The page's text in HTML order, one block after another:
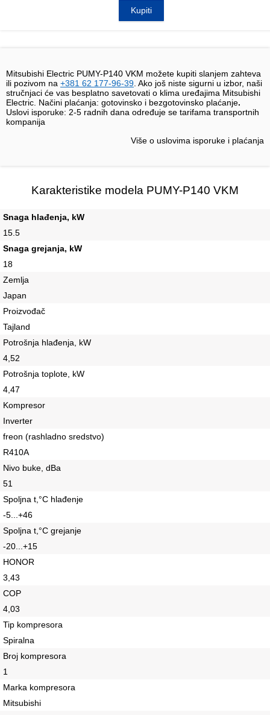
Kupiti
Mitsubishi Electric PUMY-P140 VKM možete kupiti slanjem zahteva
ili pozivom na +381 62 177-96-39. Ako još niste sigurni u izbor, naši
stručnjaci će vas besplatno savetovati o klima uređajima Mitsubishi
Electric. Načini plaćanja: gotovinsko i bezgotovinsko plaćanje.
Uslovi isporuke: 2-5 radnih dana određuje se tarifama transportnih
kompanija
Više o uslovima isporuke i plaćanja
Karakteristike modela PUMY-P140 VKM
Snaga hlađenja, kW
15.5
Snaga grejanja, kW
18
Zemlja
Japan
Proizvođač
Tajland
Potrošnja hlađenja, kW
4,52
Potrošnja toplote, kW
4,47
Kompresor
Inverter
freon (rashladno sredstvo)
R410A
Nivo buke, dBa
51
Spoljna t,°C hlađenje
-5...+46
Spoljna t,°C grejanje
-20...+15
HONOR
3,43
COP
4,03
Tip kompresora
Spiralna
Broj kompresora
1
Marka kompresora
Mitsubishi